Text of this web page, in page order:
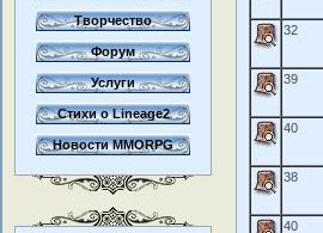
Творчество
Форум
Услуги
Стихи о Lineage2
Новости MMORPG
32
39
40
38
40